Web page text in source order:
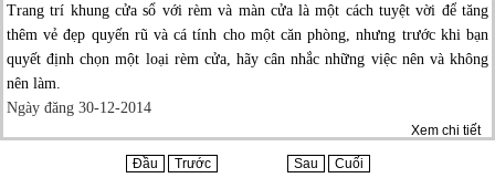
Trang trí khung cửa sổ với rèm và màn cửa là một cách tuyệt vời để tăng
thêm vẻ đẹp quyến rũ và cá tính cho một căn phòng, nhưng trước khi bạn
quyết định chọn một loại rèm cửa, hãy cân nhắc những việc nên và không
nên làm.
Ngày đăng 30-12-2014
Xem chi tiết
Đầu Trước Sau Cuối